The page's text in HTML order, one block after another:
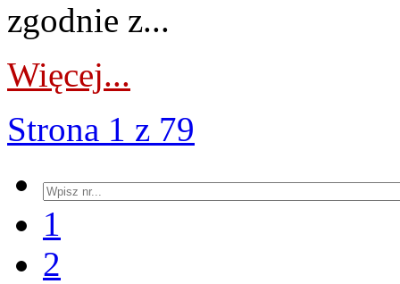
zgodnie z...
Więcej...
Strona 1 z 79
1
2